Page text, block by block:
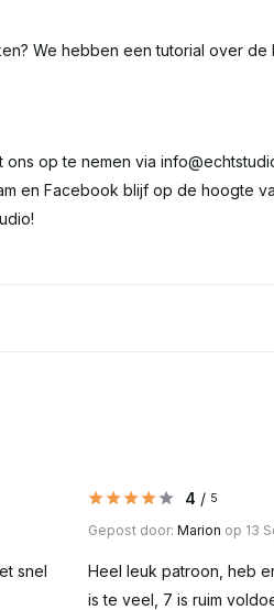
We hebben een tutorial over de
ons op te nemen via
en Facebook blijf op de hoogte
snel
4 / 5
Gepost door: Marion op 13
Heel leuk patroon, heb
is te veel, 7 is ruim